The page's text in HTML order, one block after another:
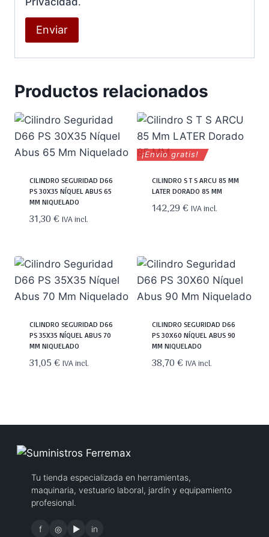
Productos relacionados
CILINDRO SEGURIDAD D66
PS 30X35 NÍQUEL ABUS 65
MM NIQUELADO
31,30€ IVA incl.
¡Envio gratis!
CILINDRO S T S ARCU 85 MM
LATER DORADO 85 MM
142,29€ IVA incl.
CILINDRO SEGURIDAD D66
PS 35X35 NÍQUEL ABUS 70
MM NIQUELADO
31,05€ IVA incl.
CILINDRO SEGURIDAD D66
PS 30X60 NÍQUEL ABUS 90
MM NIQUELADO
38,70€ IVA incl.
Tu tienda especializada en herramientas,
maquinaria, vestuario laboral, jardín y equipamiento
profesional.
f ◎ ▶ in